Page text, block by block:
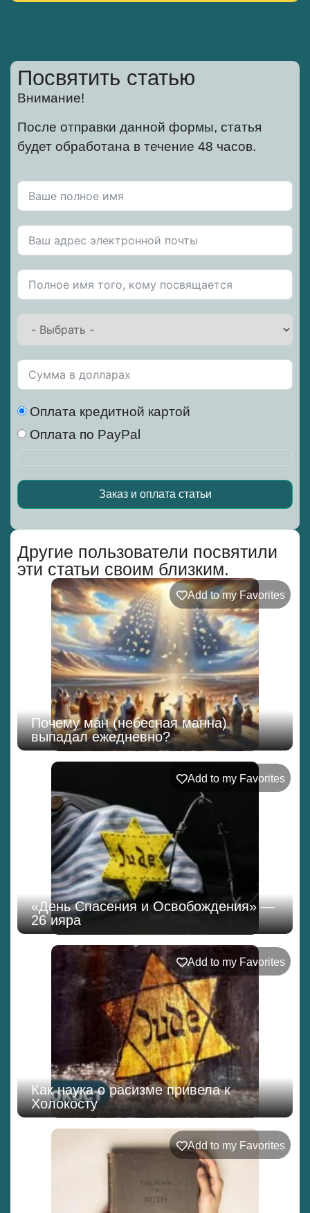
Другие пользователи посвятили
эти статьи своим близким.
Add to my Favorites
Почему ман (небесная манна)
выпадал ежедневно?
Add to my Favorites
«День Спасения и Освобождения» —
26 ияра
Add to my Favorites
Как наука о расизме привела к
Холокосту
Add to my Favorites
Посвятить статью
Внимание!
После отправки данной формы, статья
будет обработана в течение 48 часов.
Оплата кредитной картой
Оплата по PayPal
Заказ и оплата статьи
Alternative: